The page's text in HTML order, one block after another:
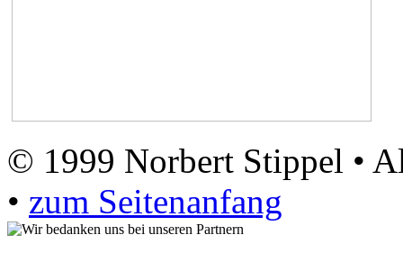
© 1999 Norbert Stippel •
• zum Seitenanfang